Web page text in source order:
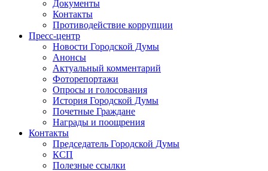
Документы
Контакты
Противодействие коррупции
Пресс-центр
Новости Городской Думы
Анонсы
Актуальный комментарий
Фоторепортажи
Опросы и голосования
История Городской Думы
Почетные Граждане
Награды и поощрения
Контакты
Председатель Городской Думы
КСП
Полезные ссылки